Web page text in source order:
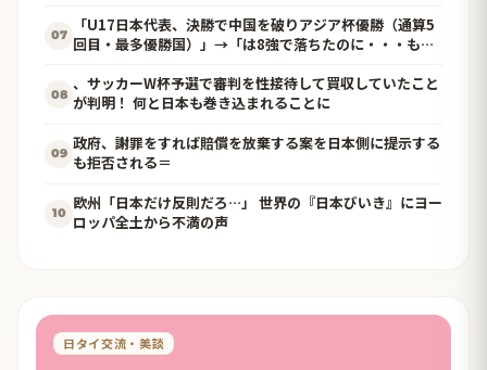
07
「U17日本代表、決勝で中国を破りアジア杯優勝（通算5
回目・最多優勝国）」→「は8強で落ちたのに・・・もう
きい」「日本はもうどんなに精神勝利したところで超えら
れない壁である」
08
、サッカーW杯予選で審判を性接待して買収していたこと
が判明！ 何と日本も巻き込まれることに
09
政府、謝罪をすれば賠償を放棄する案を日本側に提示する
も拒否される＝
10
欧州「日本だけ反則だろ…」 世界の『日本びいき』にヨー
ロッパ全土から不満の声
日タイ交流・美談